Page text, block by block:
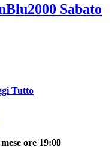
Sabato
Tutto
ore 19:00